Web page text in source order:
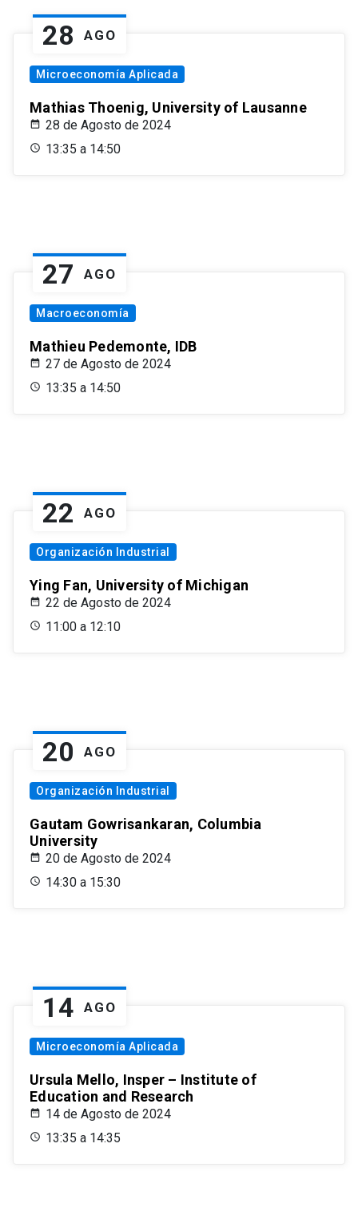
28 AGO
Microeconomía Aplicada
Mathias Thoenig, University of Lausanne
28 de Agosto de 2024
13:35 a 14:50
27 AGO
Macroeconomía
Mathieu Pedemonte, IDB
27 de Agosto de 2024
13:35 a 14:50
22 AGO
Organización Industrial
Ying Fan, University of Michigan
22 de Agosto de 2024
11:00 a 12:10
20 AGO
Organización Industrial
Gautam Gowrisankaran, Columbia
University
20 de Agosto de 2024
14:30 a 15:30
14 AGO
Microeconomía Aplicada
Ursula Mello, Insper – Institute of
Education and Research
14 de Agosto de 2024
13:35 a 14:35